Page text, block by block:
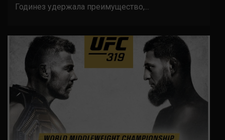
Годинез удержала преимущество,...